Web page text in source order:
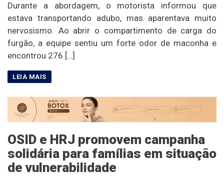
Durante a abordagem, o motorista informou que
estava transportando adubo, mas aparentava muito
nervosismo. Ao abrir o compartimento de carga do
furgão, a equipe sentiu um forte odor de maconha e
encontrou 276 […]
OSID e HRJ promovem campanha
solidária para famílias em situação
de vulnerabilidade